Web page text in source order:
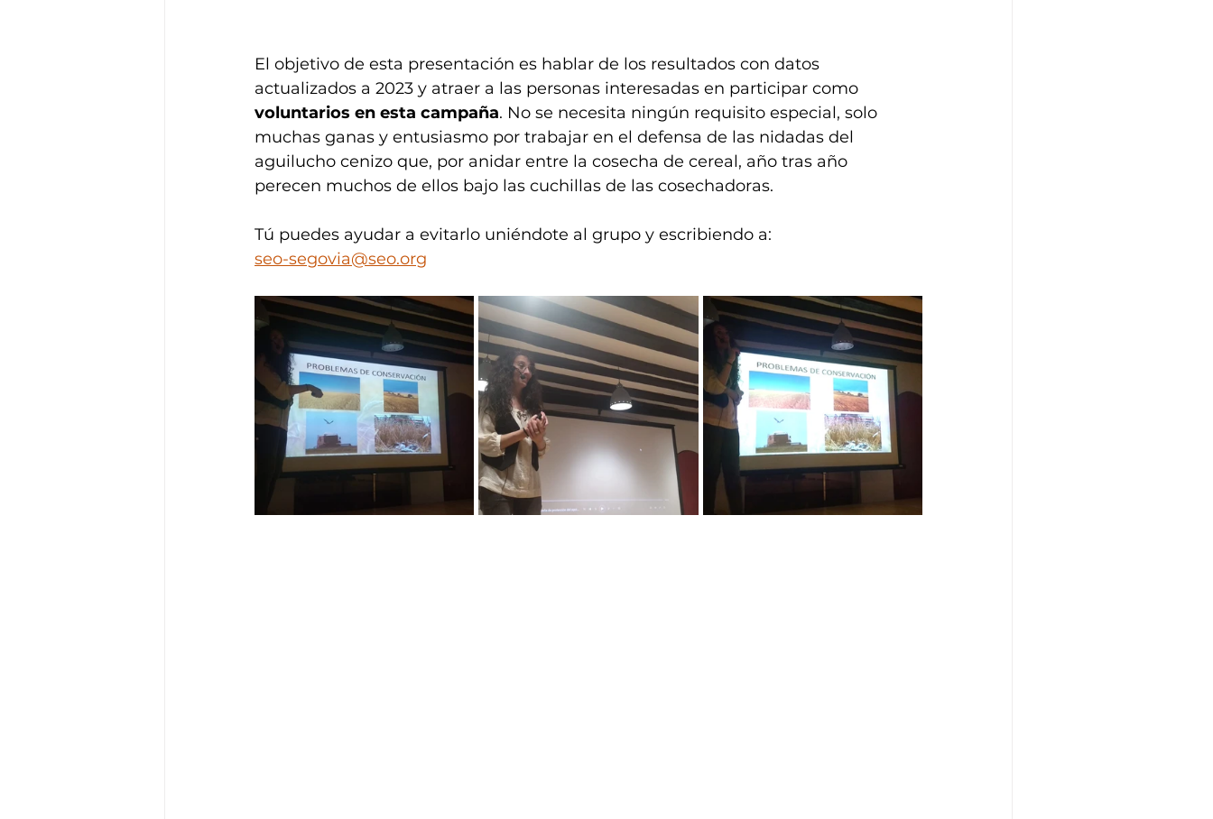
El objetivo de esta presentación es hablar de los resultados con datos
actualizados a 2023 y atraer a las personas interesadas en participar como
voluntarios en esta campaña. No se necesita ningún requisito especial, solo
muchas ganas y entusiasmo por trabajar en el defensa de las nidadas del
aguilucho cenizo que, por anidar entre la cosecha de cereal, año tras año
perecen muchos de ellos bajo las cuchillas de las cosechadoras.
Tú puedes ayudar a evitarlo uniéndote al grupo y escribiendo a:
seo-segovia@seo.org